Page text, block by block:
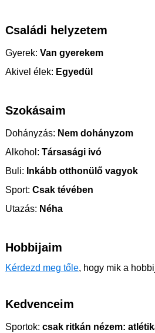
Családi helyzetem
Gyerek: Van gyerekem
Akivel élek: Egyedül
Szokásaim
Dohányzás: Nem dohányzom
Alkohol: Társasági ivó
Buli: Inkább otthonülő vagyok
Sport: Csak tévében
Utazás: Néha
Hobbijaim
Kérdezd meg tőle, hogy mik a
Kedvenceim
Sportok: csak ritkán nézem: